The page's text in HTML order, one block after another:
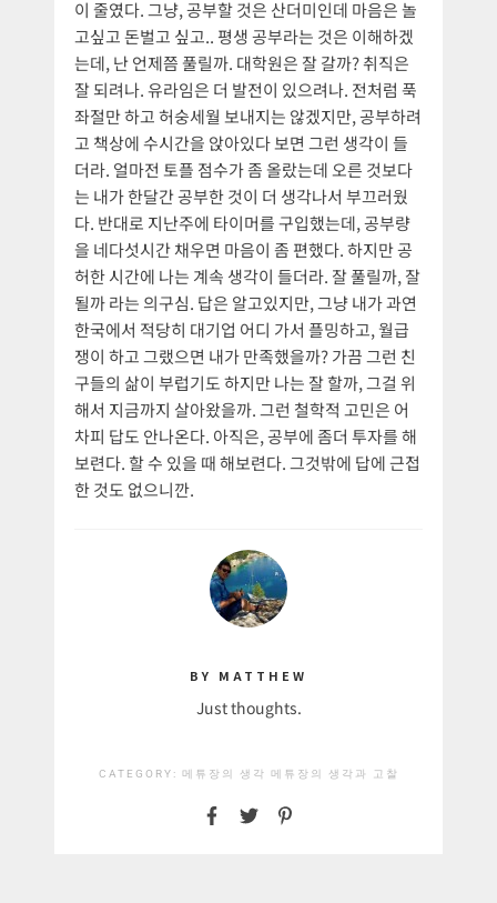
이 줄였다. 그냥, 공부할 것은 산더미인데 마음은 놀
고싶고 돈벌고 싶고.. 평생 공부라는 것은 이해하겠
는데, 난 언제쯤 풀릴까. 대학원은 잘 갈까? 취직은
잘 되려나. 유라임은 더 발전이 있으려나. 전처럼 푹
좌절만 하고 허숭세월 보내지는 않겠지만, 공부하려
고 책상에 수시간을 앉아있다 보면 그런 생각이 들
더라. 얼마전 토플 점수가 좀 올랐는데 오른 것보다
는 내가 한달간 공부한 것이 더 생각나서 부끄러웠
다. 반대로 지난주에 타이머를 구입했는데, 공부량
을 네다섯시간 채우면 마음이 좀 편했다. 하지만 공
허한 시간에 나는 계속 생각이 들더라. 잘 풀릴까, 잘
될까 라는 의구심. 답은 알고있지만, 그냥 내가 과연
한국에서 적당히 대기업 어디 가서 플밍하고, 월급
쟁이 하고 그랬으면 내가 만족했을까? 가끔 그런 친
구들의 삶이 부럽기도 하지만 나는 잘 할까, 그걸 위
해서 지금까지 살아왔을까. 그런 철학적 고민은 어
차피 답도 안나온다. 아직은, 공부에 좀더 투자를 해
보련다. 할 수 있을 때 해보련다. 그것밖에 답에 근접
한 것도 없으니깐.
BY MATTHEW
Just thoughts.
CATEGORY: 메튜장의 생각 메튜장의 생각과 고찰